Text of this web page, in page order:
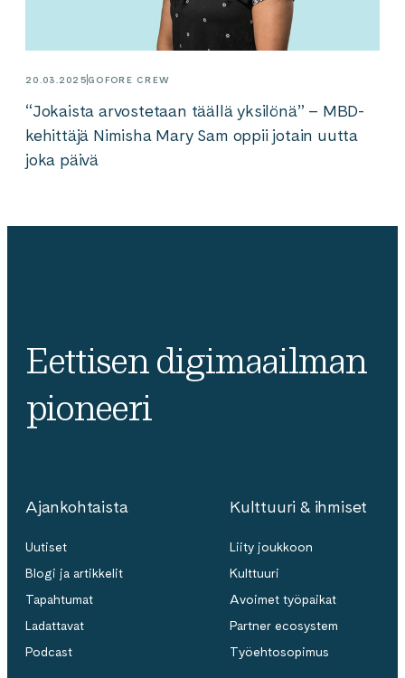
20.03.2025 GOFORE CREW
“Jokaista arvostetaan täällä yksilönä” – MBD-
kehittäjä Nimisha Mary Sam oppii jotain uutta
joka päivä
Eettisen digimaailman
pioneeri
Ajankohtaista
Uutiset
Blogi ja artikkelit
Tapahtumat
Ladattavat
Podcast
Kulttuuri & ihmiset
Liity joukkoon
Kulttuuri
Avoimet työpaikat
Partner ecosystem
Työehtosopimus